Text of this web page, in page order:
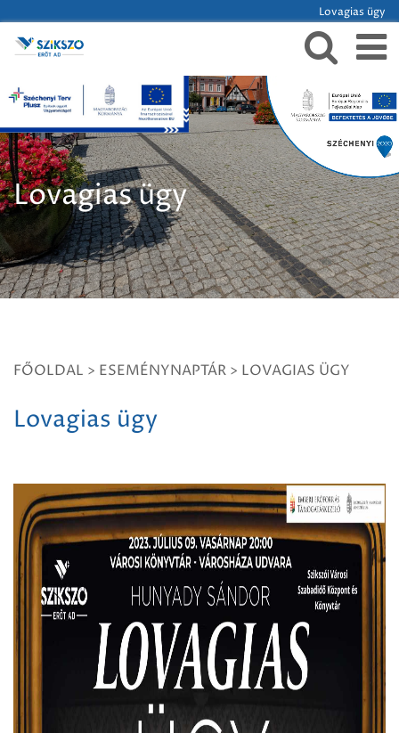
Lovagias ügy
Lovagias ügy
FŐOLDAL > ESEMÉNYNAPTÁR > LOVAGIAS ÜGY
Lovagias ügy